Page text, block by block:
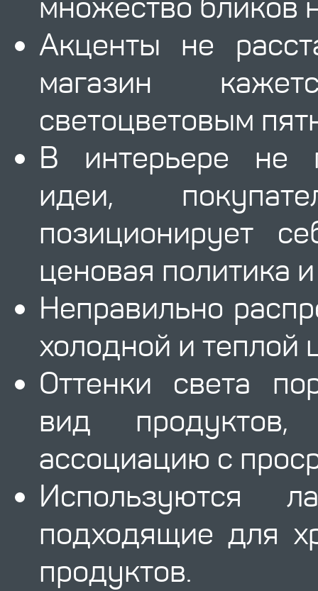
Акценты не
магазин
светоцветовым
В интерьере не
идеи,
позиционирует
ценовая политика
Неправильно
холодной и теплой
Оттенки света
вид
ассоциацию с
Используются
подходящие для
продуктов.